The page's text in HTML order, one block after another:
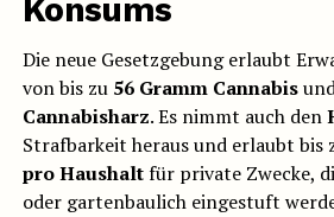
Konsums
Die neue Gesetzgebung erlaubt
von bis zu 56 Gramm Cannabis
Cannabisharz. Es nimmt auch den
Strafbarkeit heraus und erlaubt bis
pro Haushaltfür private Zwecke,
oder gartenbaulich eingestuft